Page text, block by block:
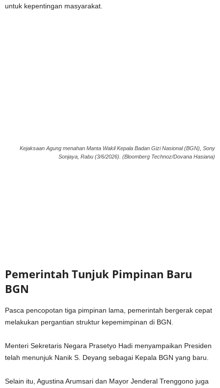
untuk kepentingan masyarakat.
Kejaksaan Agung menahan Manta Wakil Kepala Badan Gizi Nasional (BGN), Sony
Sonjaya, Rabu (3/6/2026). (Bloomberg Technoz/Dovana Hasiana)
Pemerintah Tunjuk Pimpinan Baru
BGN
Pasca pencopotan tiga pimpinan lama, pemerintah bergerak cepat
melakukan pergantian struktur kepemimpinan di BGN.
Menteri Sekretaris Negara Prasetyo Hadi menyampaikan Presiden
telah menunjuk Nanik S. Deyang sebagai Kepala BGN yang baru.
Selain itu, Agustina Arumsari dan Mayor Jenderal Trenggono juga